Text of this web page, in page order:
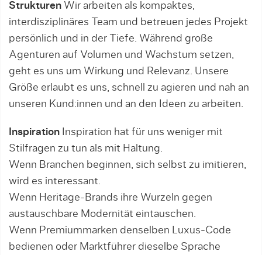
Strukturen Wir arbeiten als kompaktes,
interdisziplinäres Team und betreuen jedes Projekt
persönlich und in der Tiefe. Während große
Agenturen auf Volumen und Wachstum setzen,
geht es uns um Wirkung und Relevanz. Unsere
Größe erlaubt es uns, schnell zu agieren und nah an
unseren Kund:innen und an den Ideen zu arbeiten.
Inspiration Inspiration hat für uns weniger mit
Stilfragen zu tun als mit Haltung.
Wenn Branchen beginnen, sich selbst zu imitieren,
wird es interessant.
Wenn Heritage-Brands ihre Wurzeln gegen
austauschbare Modernität eintauschen.
Wenn Premiummarken denselben Luxus-Code
bedienen oder Marktführer dieselbe Sprache